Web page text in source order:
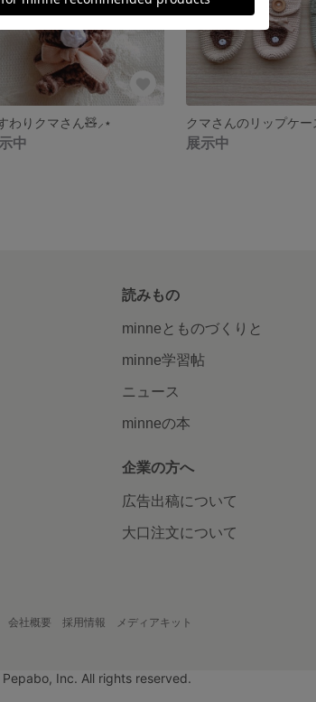
わりクマさん🧸⸝⋆
中
クマさんのリップケー
展示中
読みもの
minneとものづくりと
minne学習帖
ニュース
minneの本
企業の方へ
広告出稿について
大口注文について
会社概要 採用情報 メディアキット
Inc. All rights reserved.